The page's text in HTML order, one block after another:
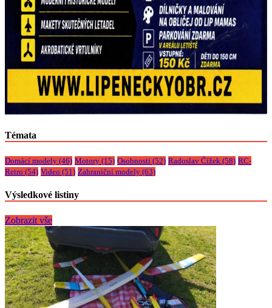
Témata
Domácí modely (46) Motory (15) Osobnosti (52) Radoslav Čížek (58) RC-
Retro (54) Video (51) Zahraniční modely (63)
Výsledkové listiny
Zobrazit vše